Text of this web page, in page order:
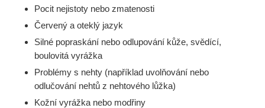
Pocit nejistoty nebo zmatenosti
Červený a oteklý jazyk
Silné popraskání nebo odlupování kůže, svědící,
boulovitá vyrážka
Problémy s nehty (například uvolňování nebo
odlučování nehtů z nehtového lůžka)
Kožní vyrážka nebo modřiny